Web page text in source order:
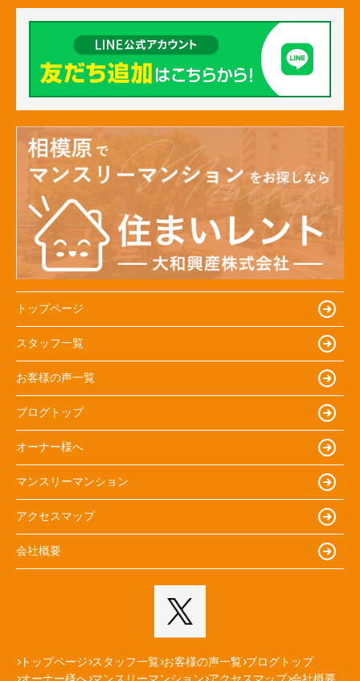
トップページ
スタッフ一覧
お客様の声一覧
ブログトップ
オーナー様へ
マンスリーマンション
アクセスマップ
会社概要
トップページ スタッフ一覧 お客様の声一覧 ブログトップ
オーナー様へ マンスリーマンション アクセスマップ 会社概要